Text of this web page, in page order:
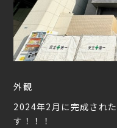
外観
2024年2月に完成され
す！！！